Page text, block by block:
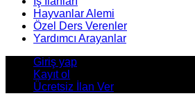
Hayvanlar Alemi
Özel Ders Verenler
Yardımcı Arayanlar
Giriş yap
Kayıt ol
Ücretsiz İlan Ver